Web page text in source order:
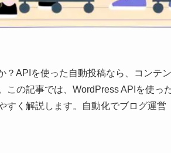
？APIを使った自動投稿なら、コンテン
の記事では、WordPress APIを使っ
すく解説します。自動化でブログ運営